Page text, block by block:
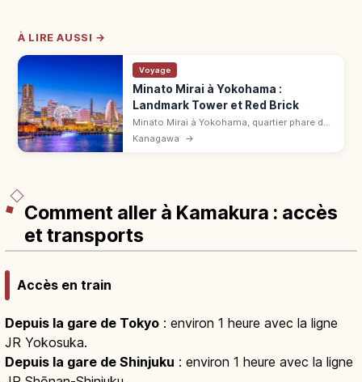
À LIRE AUSSI →
Voyage
Minato Mirai à Yokohama :
Landmark Tower et Red Brick
Minato Mirai à Yokohama, quartier phare du
front de mer. Landmark Tower 296 m, Red
Brick Warehouse, Cosmo World et Cup
Kanagawa →
Comment aller à Kamakura : accès
et transports
Accès en train
Depuis la gare de Tokyo : environ 1 heure avec la ligne
JR Yokosuka.
Depuis la gare de Shinjuku : environ 1 heure avec la ligne